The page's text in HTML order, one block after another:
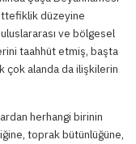
düzeyine
ve bölgesel
taahhüt etmiş, başta
çok alanda da ilişkilerin
herhangi birinin
toprak bütünlüğüne,